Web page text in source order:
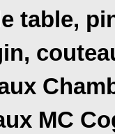
table,
,
MC